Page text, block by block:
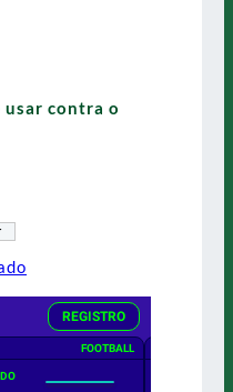
usar contra o